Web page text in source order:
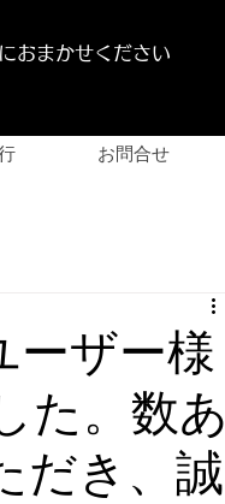
おまかせください
お問合せ
ザー様
た。数あ
だき、誠